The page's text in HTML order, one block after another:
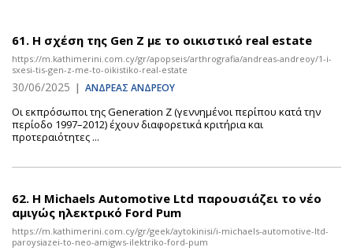
61. Η σχέση της Gen Z με το οικιστικό real estate
https://m.kathimerini.com.cy/gr/apopseis/arthrografia/andreas-andreoy/1-i-
sxesi-tis-gen-z-me-to-oikistiko-real-estate
30/06/2025 | ΑΝΔΡΕΑΣ ΑΝΔΡΕΟΥ
Οι εκπρόσωποι της Generation Z (γεννημένοι περίπου κατά την
περίοδο 1997–2012) έχουν διαφορετικά κριτήρια και
προτεραιότητες ...
62. Η Michaels Automotive Ltd παρουσιάζει το νέο
αμιγώς ηλεκτρικό Ford Pum
https://m.kathimerini.com.cy/gr/geek/aytokinisi/i-michaels-automotive-ltd-
paroysiazei-to-neo-amigws-ilektriko-ford-pum